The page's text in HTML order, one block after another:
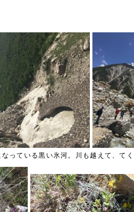
っている黒い氷河。川も越えて、て